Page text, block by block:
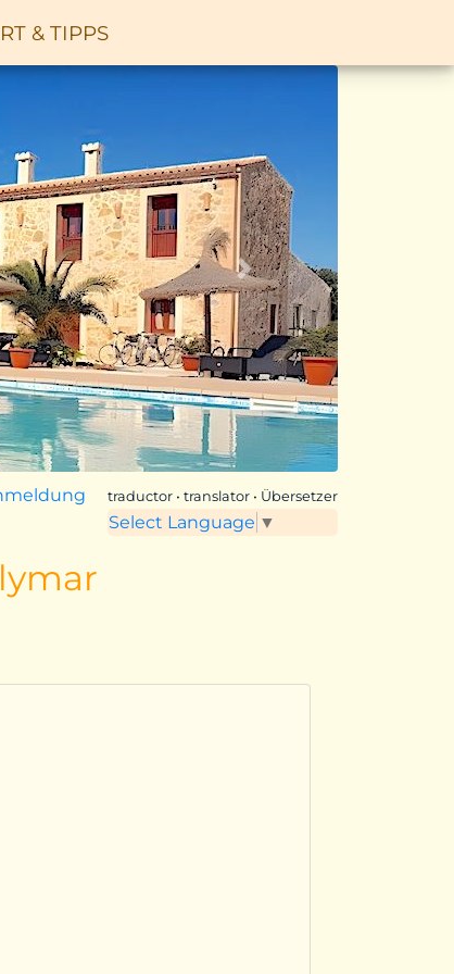
& TIPPS
Vor
traductor • translator • Übersetzer
Select Language ▼